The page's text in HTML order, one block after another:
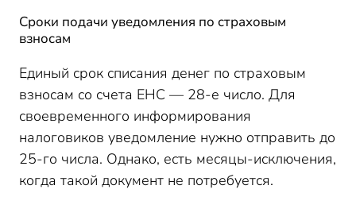
Сроки подачи уведомления по страховым
взносам
Единый срок списания денег по страховым
взносам со счета ЕНС — 28-е число. Для
своевременного информирования
налоговиков уведомление нужно отправить до
25-го числа. Однако, есть месяцы-исключения,
когда такой документ не потребуется.